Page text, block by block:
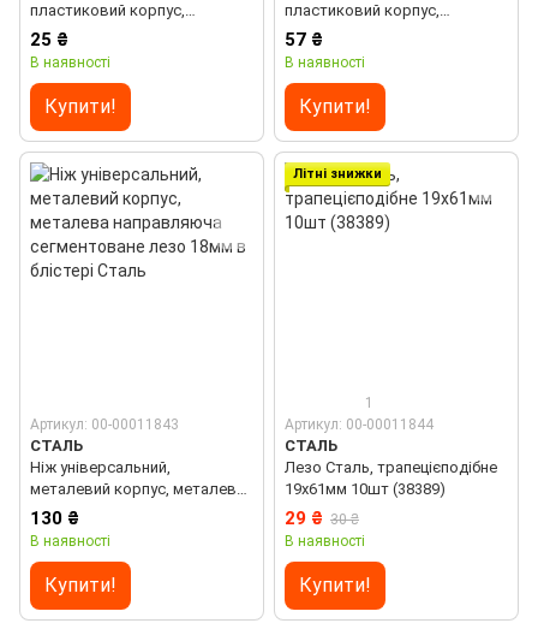
пластиковий корпус,
сегментоване лезо 18мм в
пакеті Сталь
25 ₴
В наявності
Купити!
пластиковий корпус,
блокування леза, металева
направляюча сегментоване
57 ₴
В наявності
Купити!
Артикул: 00-00011843
СТАЛЬ
Ніж універсальний,
металевий корпус, металева
направляюча сегментоване
лезо 18мм в блістері Сталь
130 ₴
В наявності
Купити!
Літні знижки
1
Артикул: 00-00011844
СТАЛЬ
Лезо Сталь, трапецієподібне
19х61мм 10шт (38389)
29 ₴ 30 ₴
В наявності
Купити!